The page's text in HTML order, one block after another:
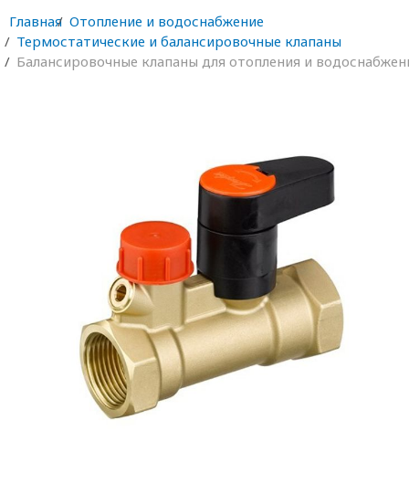
Главная Отопление и водоснабжение
Термостатические и балансировочные клапаны
Балансировочные клапаны для отопления и